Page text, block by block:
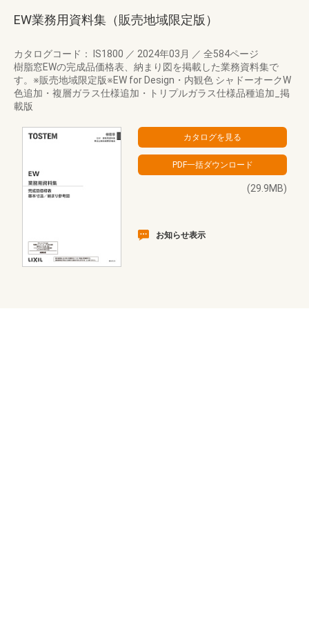
EW業務用資料集（販売地域限定版）
カタログコード： IS1800 ／ 2024年03月 ／ 全584ページ
樹脂窓EWの完成品価格表、納まり図を掲載した業務資料集で
す。※販売地域限定版※EW for Design・内観色 シャドーオークW
色追加・複層ガラス仕様追加・トリプルガラス仕様品種追加_掲
載版
(29.9MB)
お知らせ表示